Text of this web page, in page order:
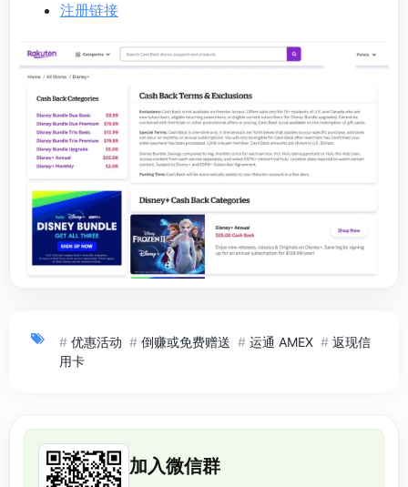
注册链接
# 优惠活动 # 倒赚或免费赠送 # 运通 AMEX # 返现信
用卡
加入微信群